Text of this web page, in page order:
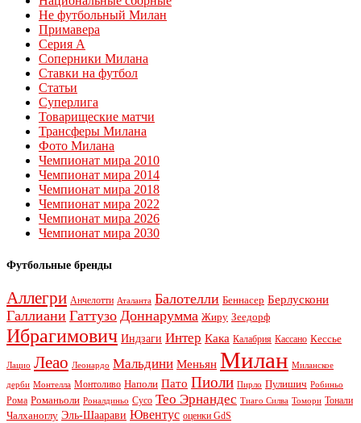
Не футбольный Милан
Примавера
Серия А
Соперники Милана
Ставки на футбол
Статьи
Суперлига
Товарищеские матчи
Трансферы Милана
Фото Милана
Чемпионат мира 2010
Чемпионат мира 2014
Чемпионат мира 2018
Чемпионат мира 2022
Чемпионат мира 2026
Чемпионат мира 2030
Футбольные бренды
Аллегри Анчелотти Аталанта Балотелли Беннасер Берлускони
Галлиани Гаттузо Доннарумма Жиру Зеедорф
Ибрагимович Индзаги Интер Кака Калабрия Кассано Кессье
Лацио Леао Леонардо Мальдини Меньян Милан Миланское
дерби Монтелла Монтоливо Наполи Пато Пиоли Пирло Пулишич Робиньо
Рома Романьоли Роналдиньо Сусо Тео Эрнандес Тиаго Силва Томори Тонали
Чалханоглу Эль-Шаарави Ювентус оценки GdS